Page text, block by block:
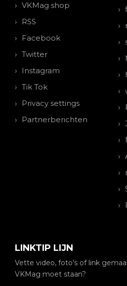
VKMag shop
RSS
Facebook
Twitter
Instagram
Tik Tok
Privacy settings
Partnerberichten
LINKTIP LIJN
Vette video, foto's of link
VKMag moet staan?